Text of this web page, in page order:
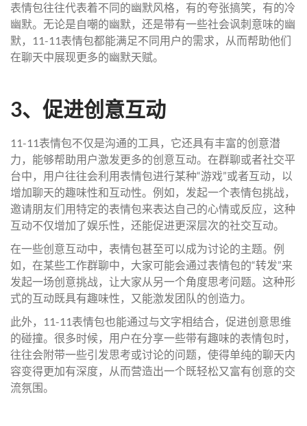
表情包往往代表着不同的幽默风格，有的夸张搞笑，有的冷
幽默。无论是自嘲的幽默，还是带有一些社会讽刺意味的幽
默，11-11表情包都能满足不同用户的需求，从而帮助他们
在聊天中展现更多的幽默天赋。
3、促进创意互动
11-11表情包不仅是沟通的工具，它还具有丰富的创意潜
力，能够帮助用户激发更多的创意互动。在群聊或者社交平
台中，用户往往会利用表情包进行某种“游戏”或者互动，以
增加聊天的趣味性和互动性。例如，发起一个表情包挑战，
邀请朋友们用特定的表情包来表达自己的心情或反应，这种
互动不仅增加了娱乐性，还能促进更深层次的社交互动。
在一些创意互动中，表情包甚至可以成为讨论的主题。例
如，在某些工作群聊中，大家可能会通过表情包的“转发”来
发起一场创意挑战，让大家从另一个角度思考问题。这种形
式的互动既具有趣味性，又能激发团队的创造力。
此外，11-11表情包也能通过与文字相结合，促进创意思维
的碰撞。很多时候，用户在分享一些带有趣味的表情包时，
往往会附带一些引发思考或讨论的问题，使得单纯的聊天内
容变得更加有深度，从而营造出一个既轻松又富有创意的交
流氛围。